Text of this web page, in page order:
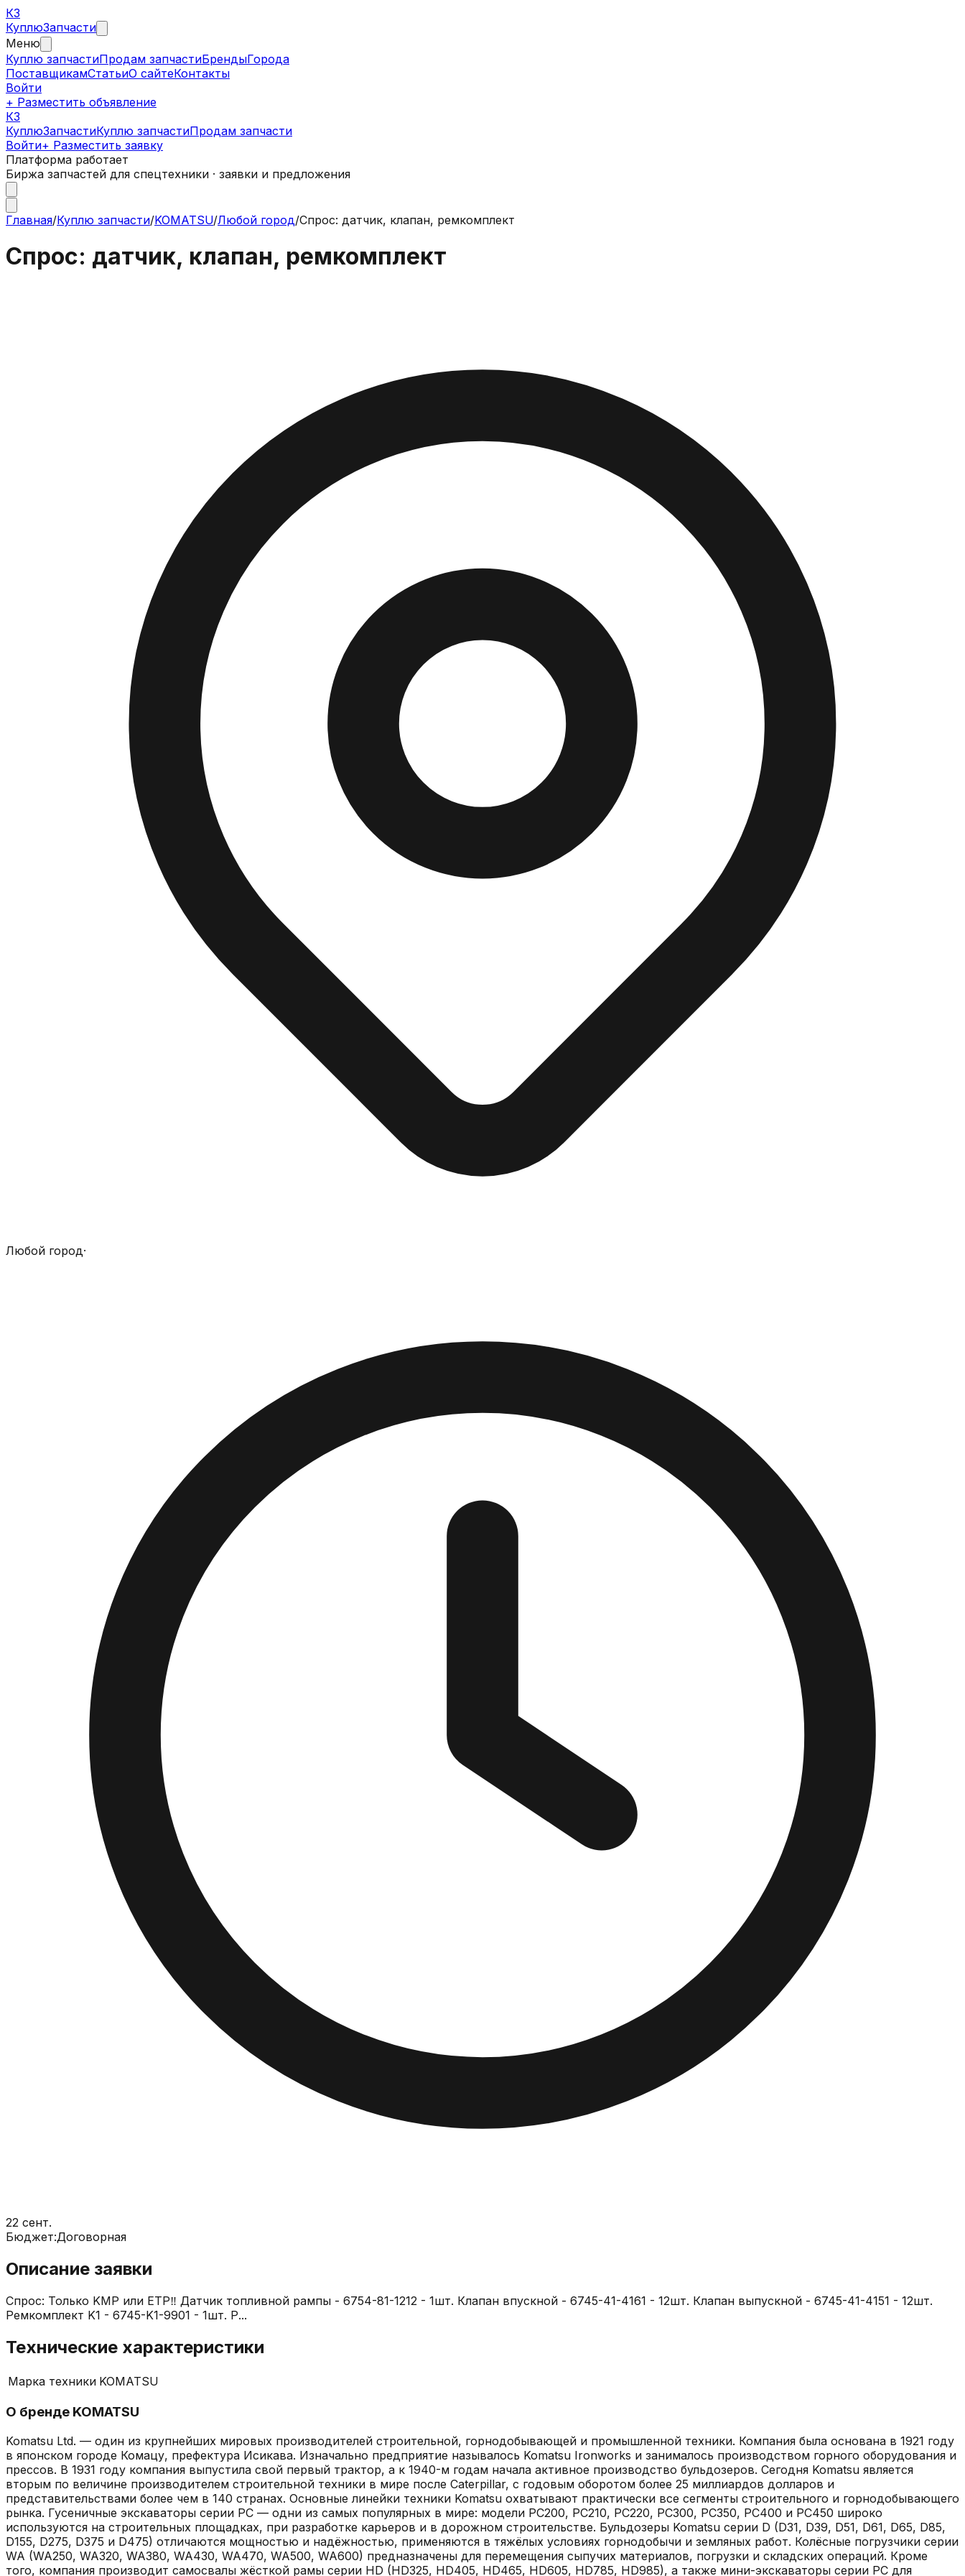
КЗ
КуплюЗапчасти
Меню
Куплю запчастиПродам запчастиБрендыГорода
ПоставщикамСтатьиО сайтеКонтакты
Войти
+ Разместить объявление
КЗ
КуплюЗапчастиКуплю запчастиПродам запчасти
Войти+ Разместить заявку
Платформа работает
Биржа запчастей для спецтехники · заявки и предложения
Главная/Куплю запчасти/KOMATSU/Любой город/Спрос: датчик, клапан, ремкомплект
Спрос: датчик, клапан, ремкомплект
Любой город·
22 сент.
Бюджет:Договорная
Описание заявки
Спрос: Только KMP или ETP‼️ Датчик топливной рампы - 6754-81-1212 - 1шт. Клапан впускной - 6745-41-4161 - 12шт. Клапан выпускной - 6745-41-4151 - 12шт.
Ремкомплект K1 - 6745-K1-9901 - 1шт. Р...
Технические характеристики
Марка техники KOMATSU
О бренде KOMATSU
Komatsu Ltd. — один из крупнейших мировых производителей строительной, горнодобывающей и промышленной техники. Компания была основана в 1921 году
в японском городе Комацу, префектура Исикава. Изначально предприятие называлось Komatsu Ironworks и занималось производством горного оборудования и
прессов. В 1931 году компания выпустила свой первый трактор, а к 1940-м годам начала активное производство бульдозеров. Сегодня Komatsu является
вторым по величине производителем строительной техники в мире после Caterpillar, с годовым оборотом более 25 миллиардов долларов и
представительствами более чем в 140 странах. Основные линейки техники Komatsu охватывают практически все сегменты строительного и горнодобывающего
рынка. Гусеничные экскаваторы серии PC — одни из самых популярных в мире: модели PC200, PC210, PC220, PC300, PC350, PC400 и PC450 широко
используются на строительных площадках, при разработке карьеров и в дорожном строительстве. Бульдозеры Komatsu серии D (D31, D39, D51, D61, D65, D85,
D155, D275, D375 и D475) отличаются мощностью и надёжностью, применяются в тяжёлых условиях горнодобычи и земляных работ. Колёсные погрузчики серии
WA (WA250, WA320, WA380, WA430, WA470, WA500, WA600) предназначены для перемещения сыпучих материалов, погрузки и складских операций. Кроме
того, компания производит самосвалы жёсткой рамы серии HD (HD325, HD405, HD465, HD605, HD785, HD985), а также мини-экскаваторы серии PC для